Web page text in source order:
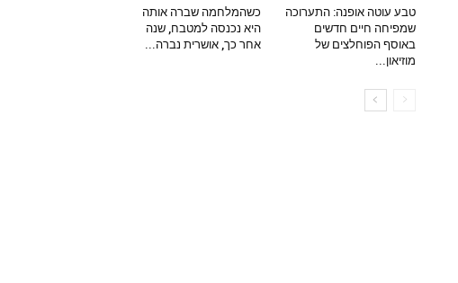
טבע עוטה אופנה: התערוכה
שמפיחה חיים חדשים
באוסף הפוחלצים של
מוזיאון...
כשהמלחמה שברה אותה
היא נכנסה למטבח, שנה
אחר כך, אושרית נברה...